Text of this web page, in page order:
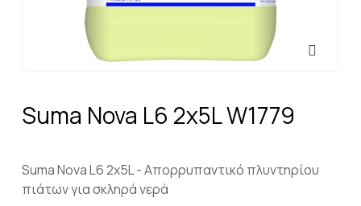
Suma Nova L6 2x5L W1779
Suma Nova L6 2x5L - Απορρυπαντικό πλυντηρίου
πιάτων για σκληρά νερά